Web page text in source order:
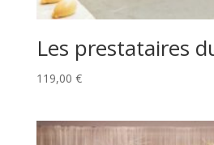
Les prestataires
119,00 €